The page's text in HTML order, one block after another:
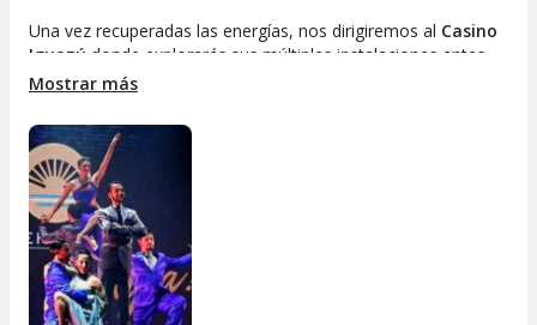
Una vez recuperadas las energías, nos dirigiremos al Casino
Iguazú donde explorarás sus múltiples instalaciones antes
de hacer una visita al
Al encenderse las luces, la velada comenzará a cobrar vida.
Durante una hora y media, serás testigo de
espectáculo de tango que te hará vibrar
música de la orquesta, la impresionante escenografía y la
actuación de los 25 artistas que forman parte de este show.
Al término del espectáculo, regresaremos a tu hotel en Foz
de Iguazú.
Mostrar más